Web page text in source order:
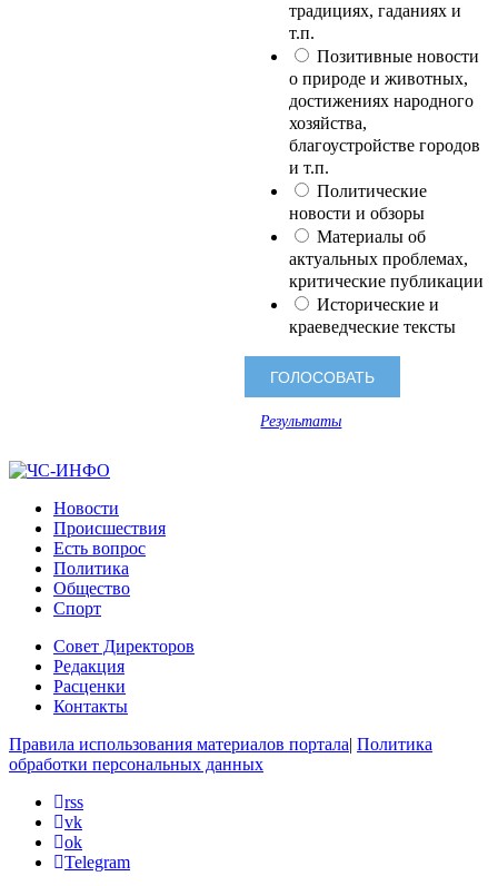
традициях, гаданиях и
т.п.
Позитивные новости
о природе и животных,
достижениях народного
хозяйства,
благоустройстве городов
и т.п.
Политические
новости и обзоры
Материалы об
актуальных проблемах,
критические публикации
Исторические и
краеведческие тексты
Результаты
Новости
Происшествия
Есть вопрос
Политика
Общество
Спорт
Совет Директоров
Редакция
Расценки
Контакты
Правила использования материалов портала| Политика
обработки персональных данных
rss
vk
ok
Telegram